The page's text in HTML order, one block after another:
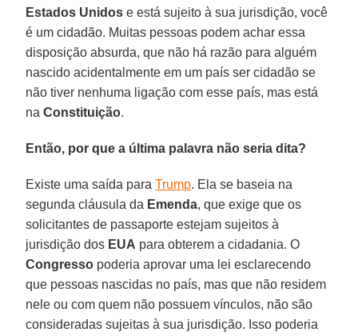
Estados Unidos e está sujeito à sua jurisdição, você
é um cidadão. Muitas pessoas podem achar essa
disposição absurda, que não há razão para alguém
nascido acidentalmente em um país ser cidadão se
não tiver nenhuma ligação com esse país, mas está
naConstituição.
Então, por que a última palavra não seria dita?
Existe uma saída paraTrump. Ela se baseia na
segunda cláusula da Emenda, que exige que os
solicitantes de passaporte estejam sujeitos à
jurisdição dos EUA para obterem a cidadania. O
Congresso poderia aprovar uma lei esclarecendo
que pessoas nascidas no país, mas que não residem
nele ou com quem não possuem vínculos, não são
consideradas sujeitas à sua jurisdição. Isso poderia